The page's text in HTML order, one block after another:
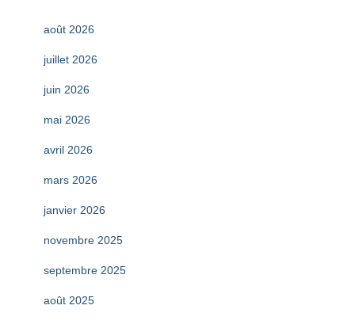
août 2026
juillet 2026
juin 2026
mai 2026
avril 2026
mars 2026
janvier 2026
novembre 2025
septembre 2025
août 2025